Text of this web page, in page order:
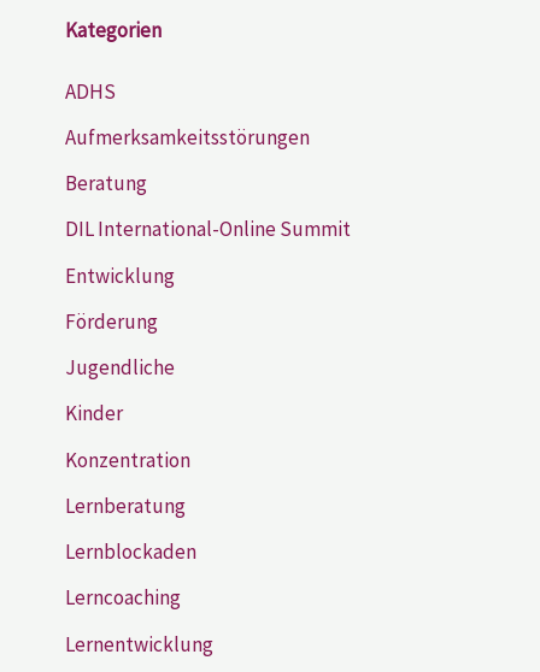
Kategorien
ADHS
Aufmerksamkeitsstörungen
Beratung
DIL International-Online Summit
Entwicklung
Förderung
Jugendliche
Kinder
Konzentration
Lernberatung
Lernblockaden
Lerncoaching
Lernentwicklung